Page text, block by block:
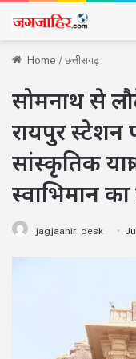
Home/छत्तीसगढ़
सोमनाथ से
रायपुर स्टेशन
सांस्कृतिक
स्वाभिमान का
jagjaahir desk